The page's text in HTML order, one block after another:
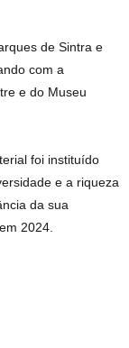
de Sintra e
com a
e do Museu
foi instituído
e a riqueza
da sua
2024.